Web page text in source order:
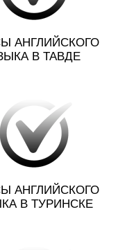
АНГЛИЙСКОГО
В ТАВДЕ
АНГЛИЙСКОГО
В ТУРИНСКЕ